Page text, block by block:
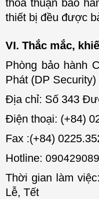
thoả thuận bảo
thiết bị đều được
VI. Thắc mắc,
Phòng bảo hành
Phát (DP Security)
Địa chỉ: Số 343
Điện thoại: (+84)
Fax :(+84)
Hotline:
Thời gian làm
Lễ, Tết